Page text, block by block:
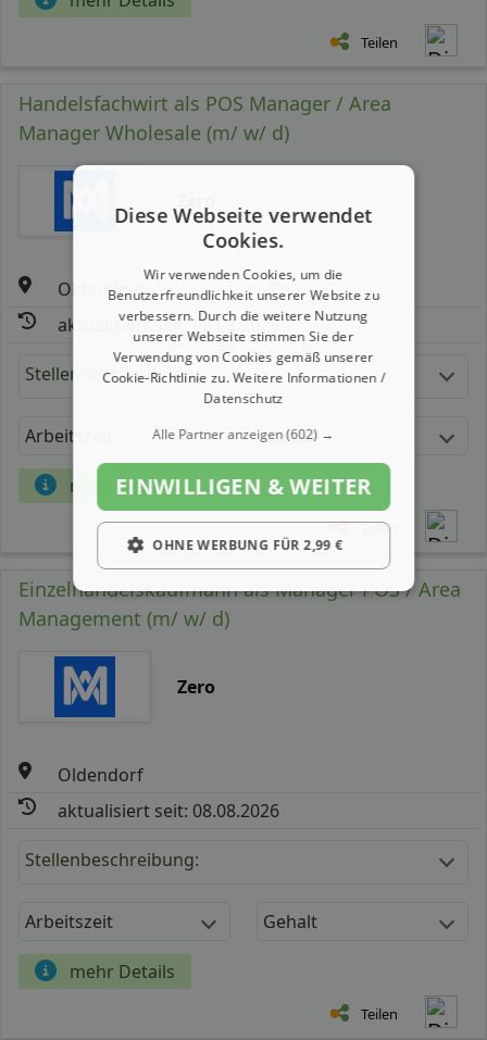
Teilen
Handelsfachwirt als POS Manager / Area
Manager Wholesale (m/ w/ d)
Oldendorf
aktualisiert seit: 08.08.2026
Stellenbeschreibung:
Arbeitszeit Gehalt
mehr Details
Teilen
Einzelhandelskaufmann als Manager POS / Area
Management (m/ w/ d)
Zero
Oldendorf
aktualisiert seit: 08.08.2026
Stellenbeschreibung:
Arbeitszeit Gehalt
mehr Details
Teilen
Diese Webseite verwendet
Cookies.
Wir verwenden Cookies, um die
Benutzerfreundlichkeit unserer Website zu
verbessern. Durch die weitere Nutzung
unserer Webseite stimmen Sie der
Verwendung von Cookies gemäß unserer
Cookie-Richtlinie zu.Weitere Informationen /
Datenschutz
Alle Partner anzeigen(602) →
EINWILLIGEN & WEITER
OHNE WERBUNG FÜR 2,99 €